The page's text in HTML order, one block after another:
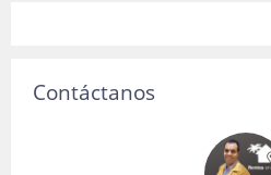
Contáctanos